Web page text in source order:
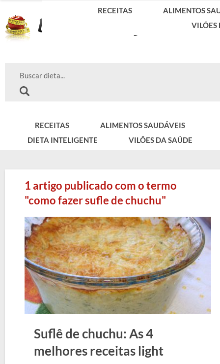
RECEITAS
ALIMENTOS SAUDÁVEIS
DIETA INTELIGENTE
VILÕES DA SAÚDE
RECEITAS
ALIMENTOS
VILÕES
1 artigo publicado com o termo
"como fazer sufle de chuchu"
Suflê de chuchu: As 4
melhores receitas light